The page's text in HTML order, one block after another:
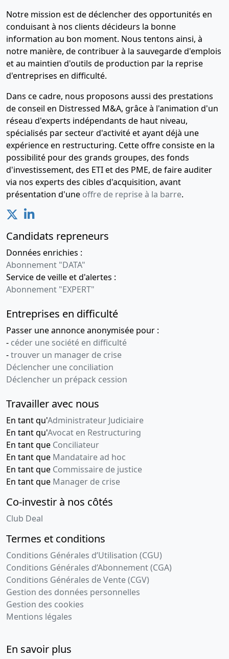
Notre mission est de déclencher des opportunités en
conduisant à nos clients décideurs la bonne
information au bon moment. Nous tentons ainsi, à
notre manière, de contribuer à la sauvegarde d'emplois
et au maintien d'outils de production par la reprise
d'entreprises en difficulté.
Dans ce cadre, nous proposons aussi des prestations
de conseil en Distressed M&A, grâce à l'animation d'un
réseau d'experts indépendants de haut niveau,
spécialisés par secteur d'activité et ayant déjà une
expérience en restructuring. Cette offre consiste en la
possibilité pour des grands groupes, des fonds
d'investissement, des ETI et des PME, de faire auditer
via nos experts des cibles d'acquisition, avant
présentation d'une offre de reprise à la barre.
Candidats repreneurs
Données enrichies :
Abonnement "DATA"
Service de veille et d'alertes :
Abonnement "EXPERT"
Entreprises en difficulté
Passer une annonce anonymisée pour :
- céder une société en difficulté
-trouver un manager de crise
Déclencher une conciliation
Déclencher un prépack cession
Travailler avec nous
En tant qu'Administrateur Judiciaire
En tant qu'Avocat en Restructuring
En tant que Conciliateur
En tant que Mandataire ad hoc
En tant que Commissaire de justice
En tant que Manager de crise
Co-investir à nos côtés
Club Deal
Termes et conditions
Conditions Générales d’Utilisation (CGU)
Conditions Générales d’Abonnement (CGA)
Conditions Générales de Vente (CGV)
Gestion des données personnelles
Gestion des cookies
Mentions légales
En savoir plus